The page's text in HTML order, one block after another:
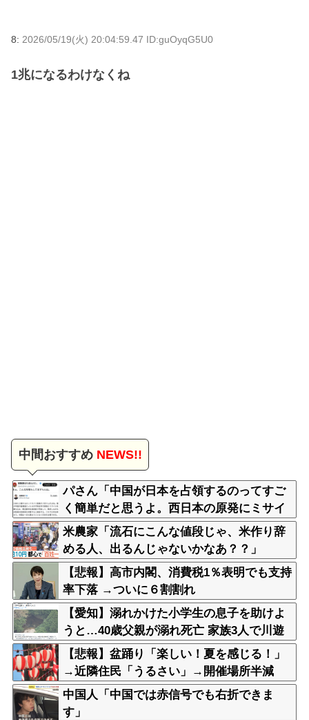
8: 2026/05/19(火) 20:04:59.47 ID:guOyqG5U0
1兆になるわけなくね
中間おすすめNEWS!!
パさん「中国が日本を占領するのってすご
く簡単だと思うよ。西日本の原発にミサイ
ルを撃ち込めばいい」
米農家「流石にこんな値段じゃ、米作り辞
める人、出るんじゃないかなあ？？」
【悲報】高市内閣、消費税1％表明でも支持
率下落 →ついに６割割れ
【愛知】溺れかけた小学生の息子を助けよ
うと…40歳父親が溺れ死亡 家族3人で川遊
びに 息子は妻に助けられる
【悲報】盆踊り「楽しい！夏を感じる！」
→近隣住民「うるさい」→開催場所半減
中国人「中国では赤信号でも右折できま
す」